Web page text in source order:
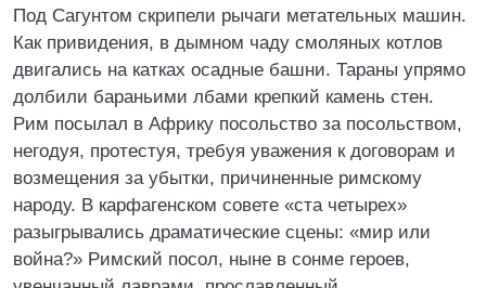
Под Сагунтом скрипели рычаги метательных машин.
Как привидения, в дымном чаду смоляных котлов
двигались на катках осадные башни. Тараны упрямо
долбили бараньими лбами крепкий камень стен.
Рим посылал в Африку посольство за посольством,
негодуя, протестуя, требуя уважения к договорам и
возмещения за убытки, причиненные римскому
народу. В карфагенском совете «ста четырех»
разыгрывались драматические сцены: «мир или
война?» Римский посол, ныне в сонме героев,